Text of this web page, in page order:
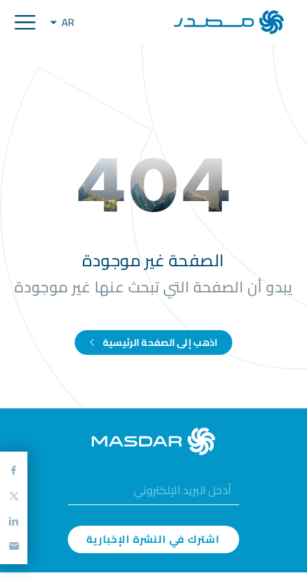
AR
الصفحة غير موجودة
يبدو أن الصفحة التي تبحث عنها غير موجودة
اذهب إلى الصفحة الرئيسية
اشترك في النشرة الإخبارية